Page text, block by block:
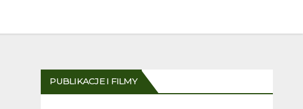
PUBLIKACJE I FILMY